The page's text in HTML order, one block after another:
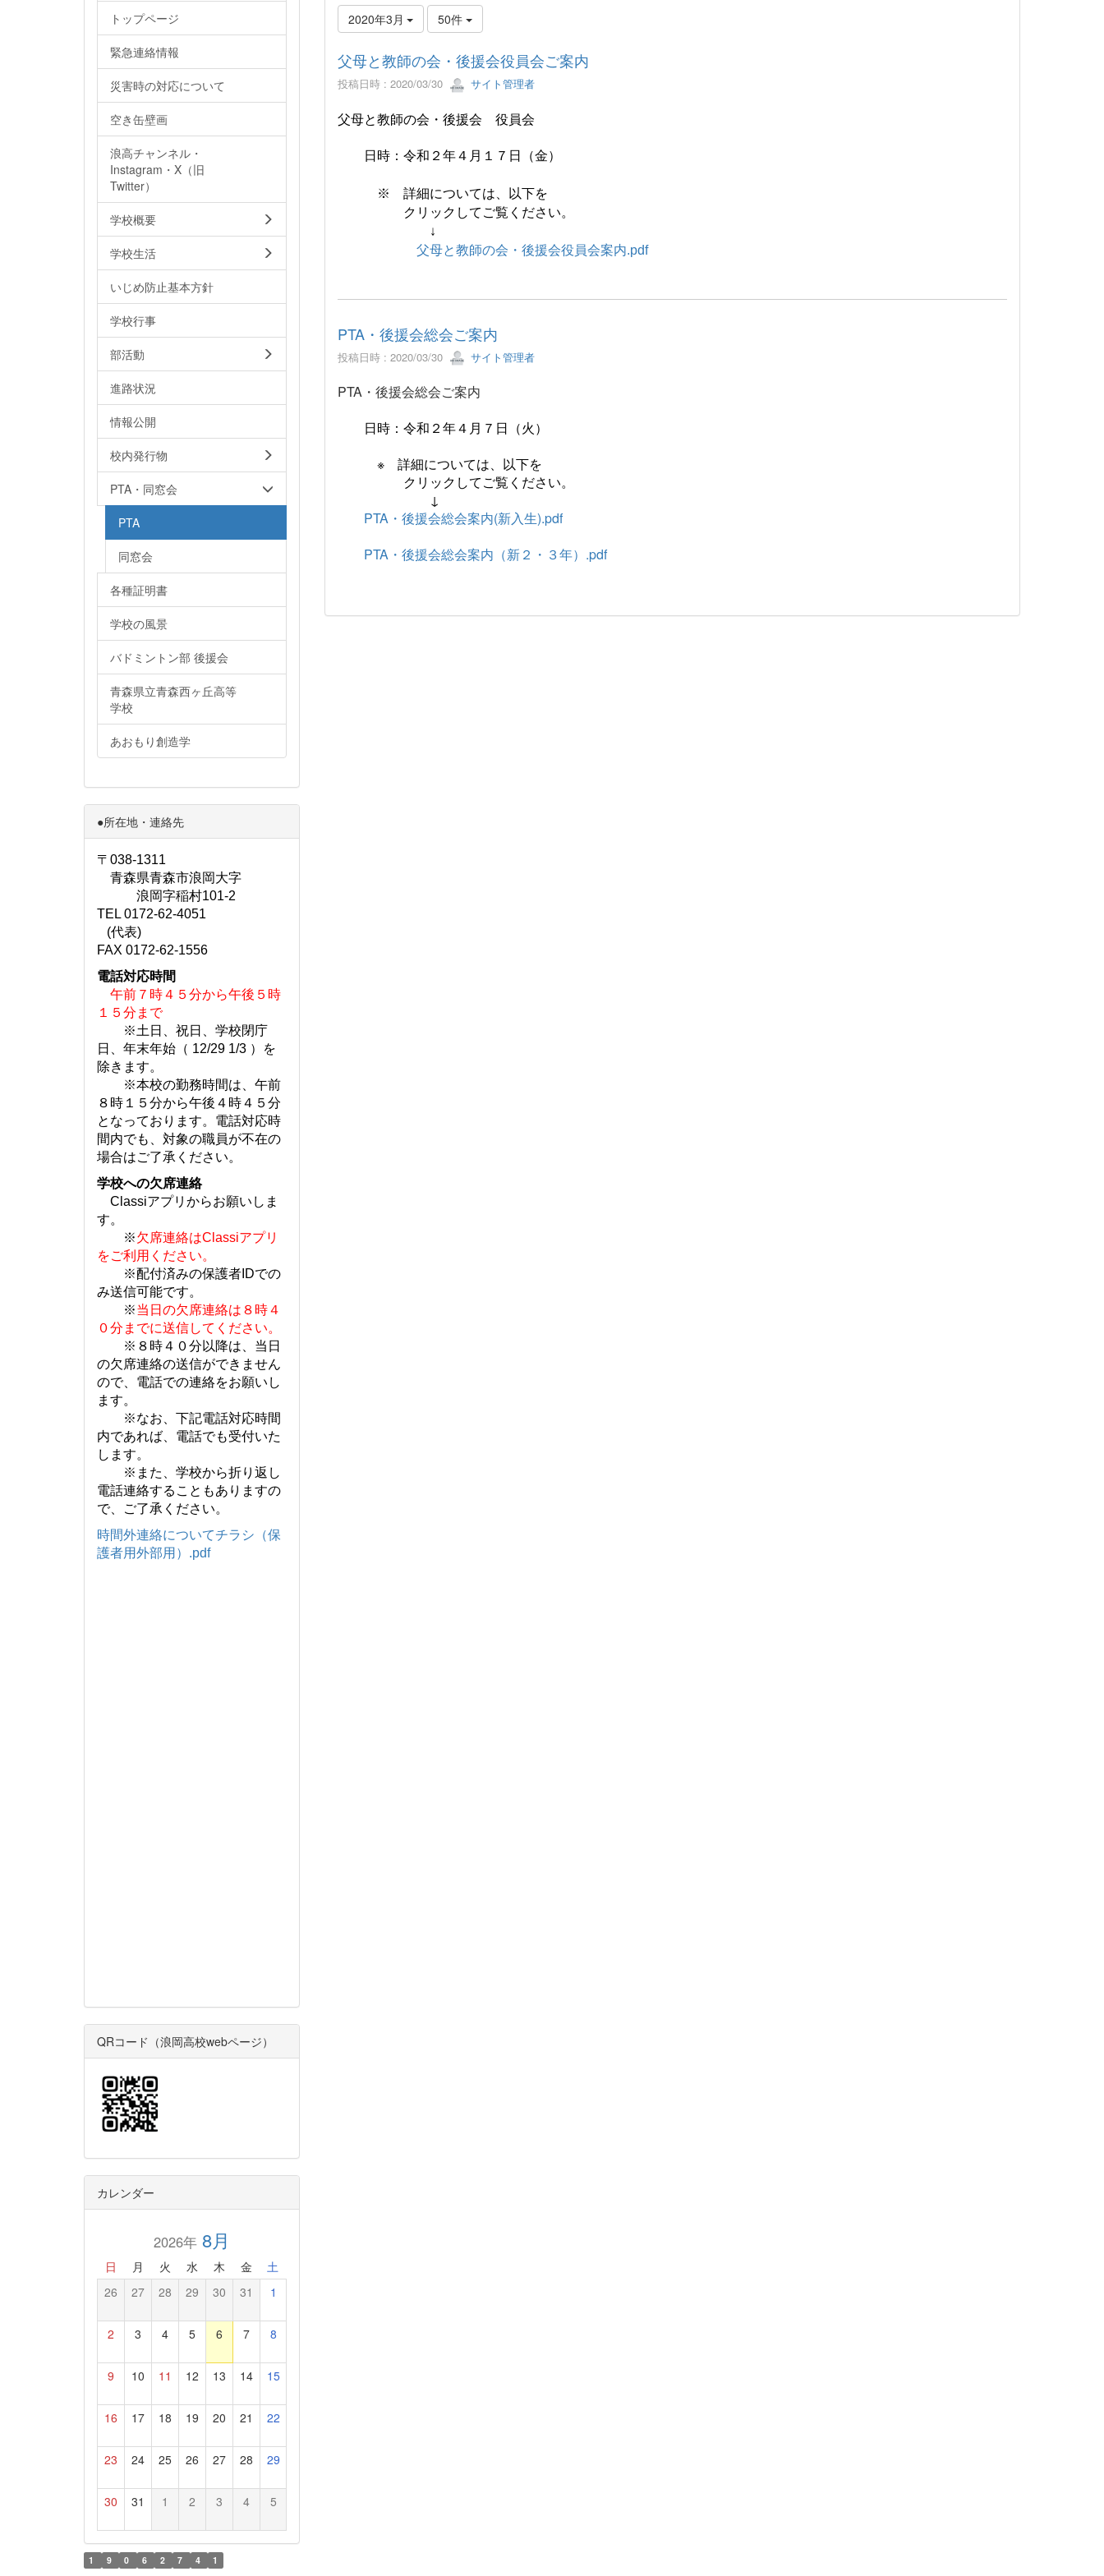
2020年3月 50件
父母と教師の会・後援会役員会ご案内
投稿日時 : 2020/03/30 サイト管理者
父母と教師の会・後援会 役員会
日時：令和２年４月１７日（金）
※ 詳細については、以下を
クリックしてご覧ください。
↓
父母と教師の会・後援会役員会案内.pdf
PTA・後援会総会ご案内
投稿日時 : 2020/03/30 サイト管理者
PTA・後援会総会ご案内
日時：令和２年４月７日（火）
※ 詳細については、以下を
クリックしてご覧ください。
↓
PTA・後援会総会案内(新入生).pdf
PTA・後援会総会案内（新２・３年）.pdf
トップページ
緊急連絡情報
災害時の対応について
空き缶壁画
浪高チャンネル・
Instagram・X（旧
Twitter）
学校概要
学校生活
いじめ防止基本方針
学校行事
部活動
進路状況
情報公開
校内発行物
PTA・同窓会
PTA
同窓会
各種証明書
学校の風景
バドミントン部 後援会
青森県立青森西ヶ丘高等
学校
あおもり創造学
●所在地・連絡先
〒038-1311
青森県青森市浪岡大字
浪岡字稲村101-2
TEL 0172-62-4051
(代表)
FAX 0172-62-1556
電話対応時間
午前７時４５分から午後５時
１５分まで
※土日、祝日、学校閉庁
日、年末年始（ 12/29 1/3 ）を
除きます。
※本校の勤務時間は、午前
８時１５分から午後４時４５分
となっております。電話対応時
間内でも、対象の職員が不在の
場合はご了承ください。
学校への欠席連絡
Classiアプリからお願いしま
す。
※欠席連絡はClassiアプリ
をご利用ください。
※配付済みの保護者IDでの
み送信可能です。
※当日の欠席連絡は８時４
０分までに送信してください。
※８時４０分以降は、当日
の欠席連絡の送信ができません
ので、電話での連絡をお願いし
ます。
※なお、下記電話対応時間
内であれば、電話でも受付いた
します。
※また、学校から折り返し
電話連絡することもありますの
で、ご了承ください。
時間外連絡についてチラシ（保
護者用外部用）.pdf
QRコード（浪岡高校webページ）
カレンダー
2026年8月
日 月 火 水 木 金 土
26 27 28 29 30 31 1
2 3 4 5 6 7 8
9 10 11 12 13 14 15
16 17 18 19 20 21 22
23 24 25 26 27 28 29
30 31 1 2 3 4 5
1 9 0 6 2 7 4 1